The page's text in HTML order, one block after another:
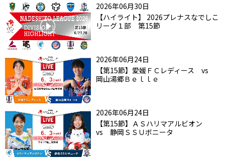
2026年06月30日
【ハイライト】 2026プレナスなでしこ
リーグ１部 第15節
2026年06月24日
【第15節】愛媛ＦＣレディース vs
岡山湯郷Ｂｅｌｌｅ
2026年06月24日
【第15節】ＡＳハリマアルビオン
vs 静岡ＳＳＵボニータ